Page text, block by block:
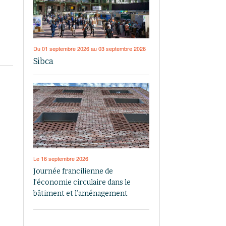
Du 01 septembre 2026 au 03 septembre 2026
Sibca
Le 16 septembre 2026
Journée francilienne de
l’économie circulaire dans le
bâtiment et l’aménagement